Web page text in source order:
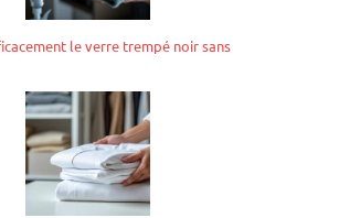
le verre trempé noir sans